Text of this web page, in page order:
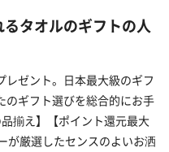
タオルのギフトの人
ゼント。日本最大級のギフ
のギフト選びを総合的にお手
揃え】【ポイント還元最大
が厳選したセンスのよいお洒